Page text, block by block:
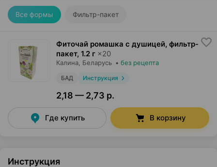
Все формы Фильтр-пакет
Фиточай ромашка с душицей, фильтр-
пакет, 1.2 г ×20
Калина , Беларусь • без рецепта
БАД Инструкция
2,18 — 2,73 р.
Где купить В корзину
Инструкция